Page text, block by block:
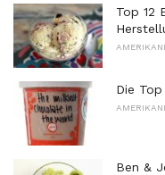
Top 12
Die
Ben &